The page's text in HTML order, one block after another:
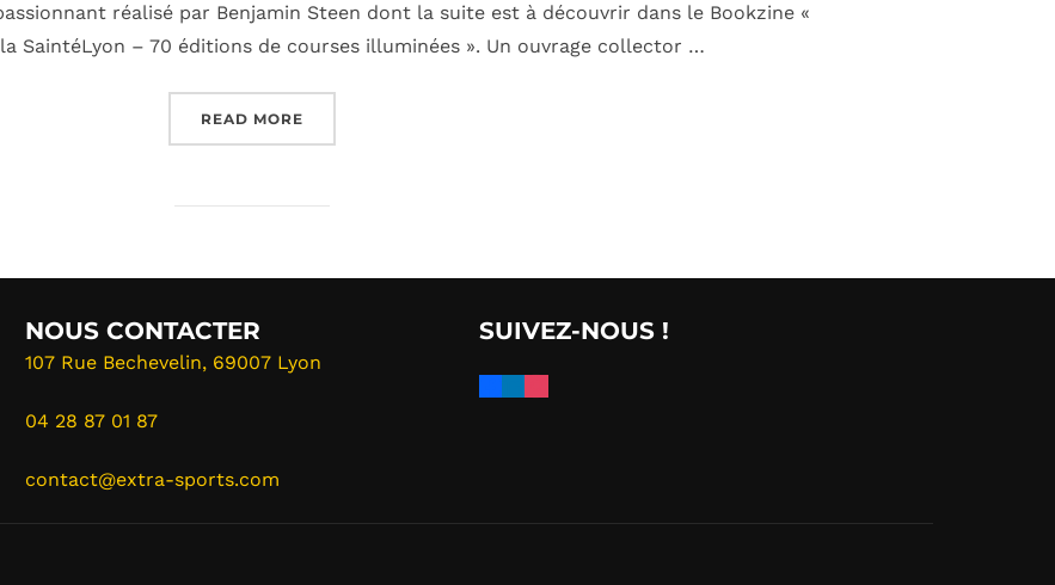
réalisé par Benjamin Steen dont la suite est à découvrir dans le Bookzine «
SaintéLyon – 70 éditions de courses illuminées ». Un ouvrage collector …
READ MORE
NOUS CONTACTER
107 Rue Bechevelin, 69007 Lyon
04 28 87 01 87
contact@extra-sports.com
SUIVEZ-NOUS !